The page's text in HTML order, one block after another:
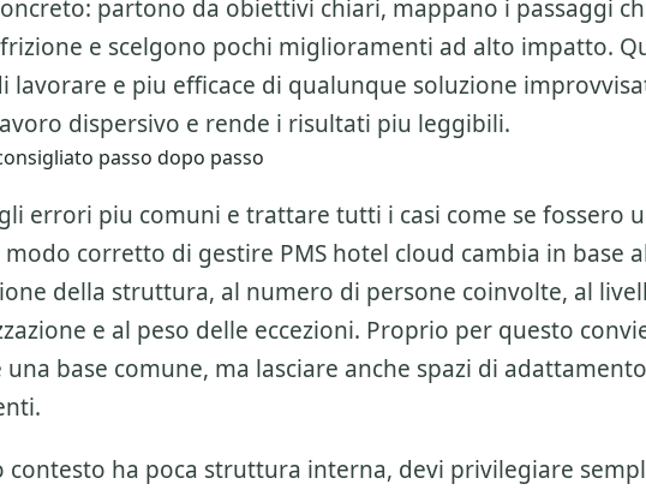
partono da obiettivi chiari, mappano i passaggi
e scelgono pochi miglioramenti ad alto impatto.
lavorare e piu efficace di qualunque soluzione
dispersivo e rende i risultati piu leggibili.
passo dopo passo
errori piu comuni e trattare tutti i casi come se fossero
modo corretto di gestire PMS hotel cloud cambia in base
della struttura, al numero di persone coinvolte, al
e al peso delle eccezioni. Proprio per questo
base comune, ma lasciare anche spazi di adattamento
contesto ha poca struttura interna, devi privilegiare